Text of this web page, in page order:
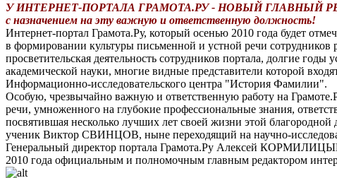
У ИНТЕРНЕТ-ПОРТАЛА ГРАМОТА.РУ - НОВЫЙ ГЛАВНЫЙ
с назначением на эту важную и ответственную должность!
Интернет-портал Грамота.Ру, который осенью 2010 года будет
в формировании культуры письменной и устной речи
просветительская деятельность сотрудников портала, долгие
академической науки, многие видные представители которой
Информационно-исследовательского центра "История Фамилии".
Особую, чрезвычайно важную и ответственную работу на
речи, умноженного на глубокие профессиональные знания,
посвятившая несколько лучших лет своей жизни этой
ученик Виктор СВИНЦОВ, ныне переходящий на научно-
Генеральный директор портала Грамота.Ру Алексей
2010 года официальным и полномочным главным редактором